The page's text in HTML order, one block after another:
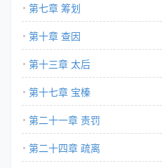
第七章 筹划
第十章 查因
第十三章 太后
第十七章 宝榛
第二十一章 责罚
第二十四章 疏离